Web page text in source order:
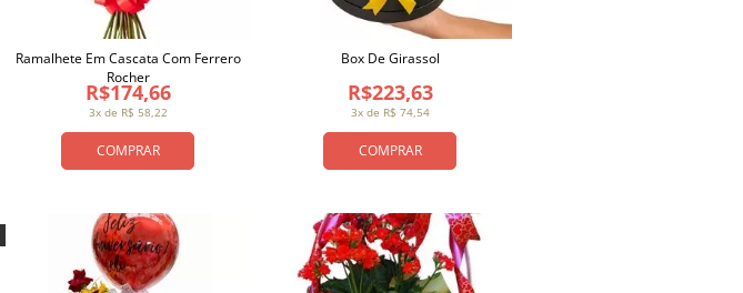
COMPRAR
3x de R$ 58,22
R$174,66
Ramalhete Em Cascata Com Ferrero
Rocher
COMPRAR
3x de R$ 74,54
R$223,63
Box De Girassol